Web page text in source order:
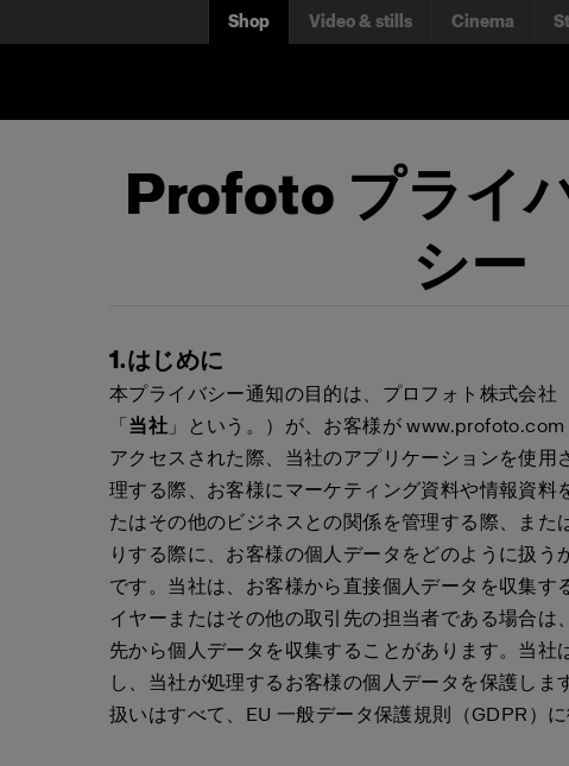
Shop Video & stills Cinema
Profoto プライ
シー
1.はじめに
本プライバシー通知の目的は、プロフォト株式会社
「当社 」という。）が、お客様が
アクセスされた際、当社のアプリケーションを使用
理する際、お客様にマーケティング資料や情報資料
たはその他のビジネスとの関係を管理する際、また
りする際に、お客様の個人データをどのように扱う
です。当社は、お客様から直接個人データを収集す
イヤーまたはその他の取引先の担当者である場合は
先から個人データを収集することがあります。当社
し、当社が処理するお客様の個人データを保護しま
扱いはすべて、EU 一般データ保護規則（GDPR）に